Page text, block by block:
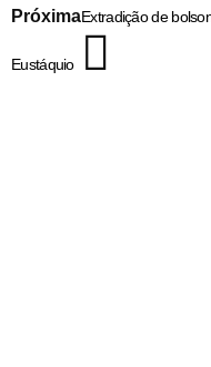
PróximaExtradição de
Eustáquio